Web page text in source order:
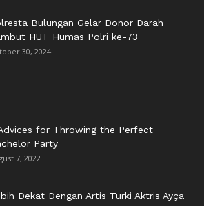
Bulungan Gelar Donor Darah
HUT Humas Polri ke-73
30, 2024
for Throwing the Perfect
Party
7, 2022
Dekat Dengan Artis Turki Aktris Ayça